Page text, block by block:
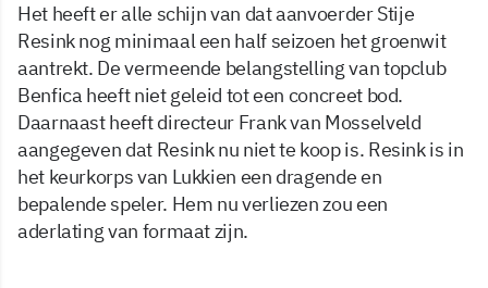
Het heeft er alle schijn van dat aanvoerder Stije
Resink nog minimaal een half seizoen het groenwit
aantrekt. De vermeende belangstelling van topclub
Benfica heeft niet geleid tot een concreet bod.
Daarnaast heeft directeur Frank van Mosselveld
aangegeven dat Resink nu niet te koop is. Resink is in
het keurkorps van Lukkien een dragende en
bepalende speler. Hem nu verliezen zou een
aderlating van formaat zijn.